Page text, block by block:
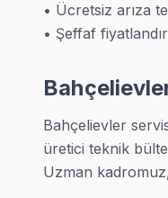
Bahçelievler'daki TV
• 6 ay işçilik: Arıza
• Yazılı belge: Her
• Tüketici hakları:
Garanti süresi içinde
• Ücretsiz arıza
• Şeffaf
Bahçelievler
üretici teknik
Uzman